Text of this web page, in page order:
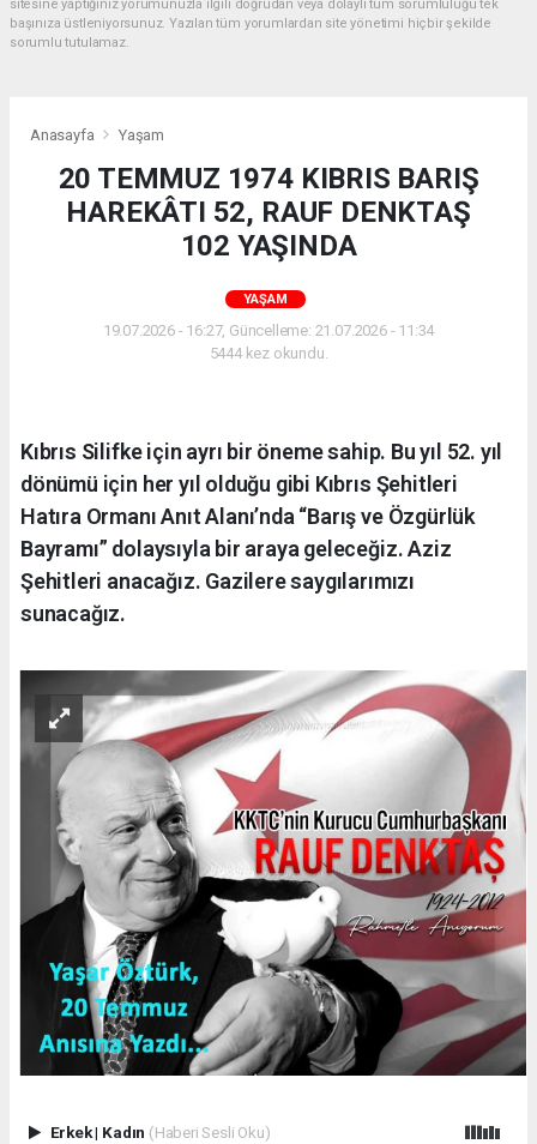
sitesine yaptığınız yorumunuzla ilgili doğrudan veya dolaylı tüm sorumluluğu tek
başınıza üstleniyorsunuz. Yazılan tüm yorumlardan site yönetimi hiçbir şekilde
sorumlu tutulamaz.
Anasayfa Yaşam
20 TEMMUZ 1974 KIBRIS BARIŞ
HAREKÂTI 52, RAUF DENKTAŞ
102 YAŞINDA
YAŞAM
19.07.2026 - 16:27, Güncelleme: 21.07.2026 - 11:34
5444 kez okundu.
Kıbrıs Silifke için ayrı bir öneme sahip. Bu yıl 52. yıl
dönümü için her yıl olduğu gibi Kıbrıs Şehitleri
Hatıra Ormanı Anıt Alanı’nda “Barış ve Özgürlük
Bayramı” dolaysıyla bir araya geleceğiz. Aziz
Şehitleri anacağız. Gazilere saygılarımızı
sunacağız.
Erkek| Kadın (Haberi Sesli Oku)